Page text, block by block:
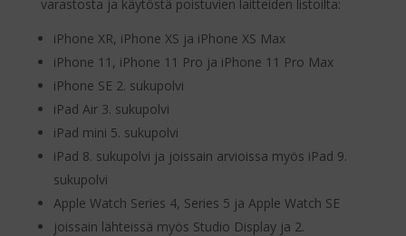
varastosta ja käytöstä poistuvien laitteiden listoilta:
iPhone XR, iPhone XS ja iPhone XS Max
iPhone 11, iPhone 11 Pro ja iPhone 11 Pro Max
iPhone SE 2. sukupolvi
iPad Air 3. sukupolvi
iPad mini 5. sukupolvi
iPad 8. sukupolvi ja joissain arvioissa myös iPad 9.
sukupolvi
Apple Watch Series 4, Series 5 ja Apple Watch SE
joissain lähteissä myös Studio Display ja 2.